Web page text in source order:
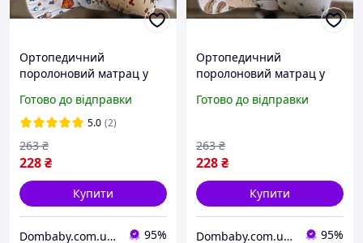
Ортопедичний
поролоновий матрац у
75х33 см
Готово до відправки
5.0 (2)
228₴
263 ₴
Купити
Dombaby.com.ua - інтернет магазин дитячих товарів 95%
Ортопедичний
поролоновий матрац у
75х33 см
Готово до відправки
228₴
263 ₴
Купити
Dombaby.com.ua - інтернет магазин дитячих товарів 95%